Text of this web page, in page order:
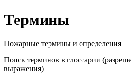
Термины
Пожарные термины и определения
Поиск терминов в глоссарии
выражения)